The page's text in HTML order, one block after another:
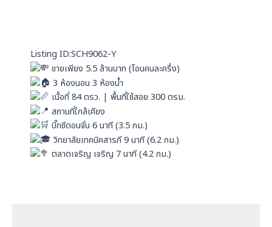
p
p
Listing ID:SCH9062-Y
ขายเพียง 5.5 ล้านบาท (โอนคนละครึ่ง)
3 ห้องนอน 3 ห้องน้ำ
เนื้อที่ 84 ตรว. | พื้นที่ใช้สอย 300 ตรม.
สถานที่ใกล้เคียง
บิ๊กซีดอนจั่น 6 นาที (3.5 กม.)
วิทยาลัยเทคนิคสารภี 9 นาที (6.2 กม.)
ตลาดเจริญ เจริญ 7 นาที (4.2 กม.)